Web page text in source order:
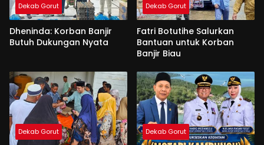
Dekab Gorut
Dheninda: Korban Banjir
Butuh Dukungan Nyata
Dekab Gorut
Fatri Botutihe Salurkan
Bantuan untuk Korban
Banjir Biau
Dekab Gorut Dekab Gorut